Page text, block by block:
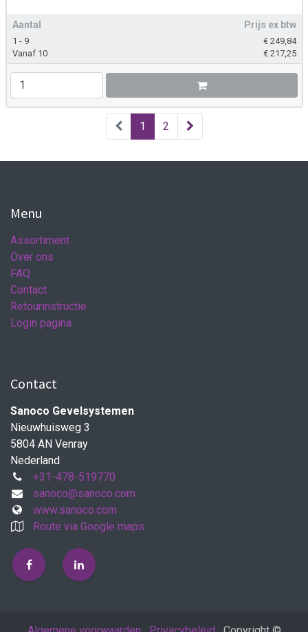
Aantal Prijs ex btw
1 - 9 € 249,84
Vanaf 10
€ 217,25
1 2
Menu
Assortiment
Over ons
FAQ
Contact
Retourinstructie
Login pagina
Contact
Sanoco Gevelsystemen
Nieuwhuisweg 3
5804 AN Venray
Nederland
+31-478-519770
sanoco@sanoco.com
www.sanoco.com
Route via Google maps